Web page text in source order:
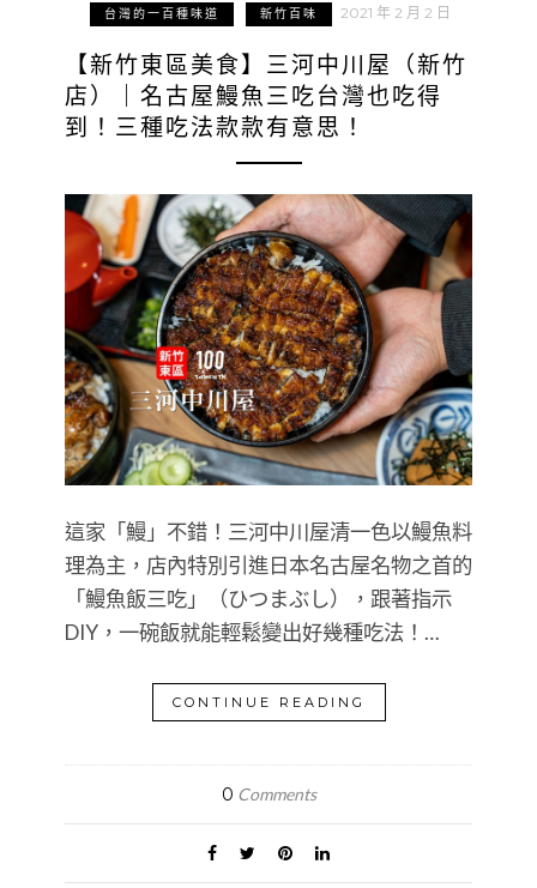
台灣的一百種味道 新竹百味 2021 年 2 月 2 日
【新竹東區美食】三河中川屋（新竹
店）｜名古屋鰻魚三吃台灣也吃得
到！三種吃法款款有意思！
這家「鰻」不錯！三河中川屋清一色以鰻魚料
理為主，店內特別引進日本名古屋名物之首的
「鰻魚飯三吃」（ひつまぶし），跟著指示
DIY，一碗飯就能輕鬆變出好幾種吃法！…
CONTINUE READING
0 Comments